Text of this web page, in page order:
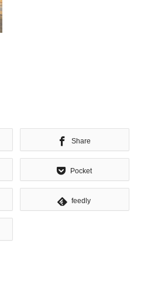
Share
Pocket
feedly